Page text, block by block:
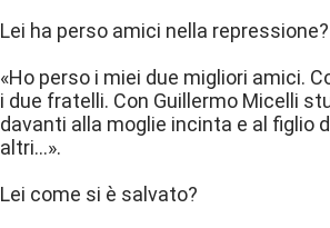
Lei ha perso amici nella repressione?
«Ho perso i miei due migliori amici.
i due fratelli. Con Guillermo Micelli
davanti alla moglie incinta e al figlio
altri...».
Lei come si è salvato?